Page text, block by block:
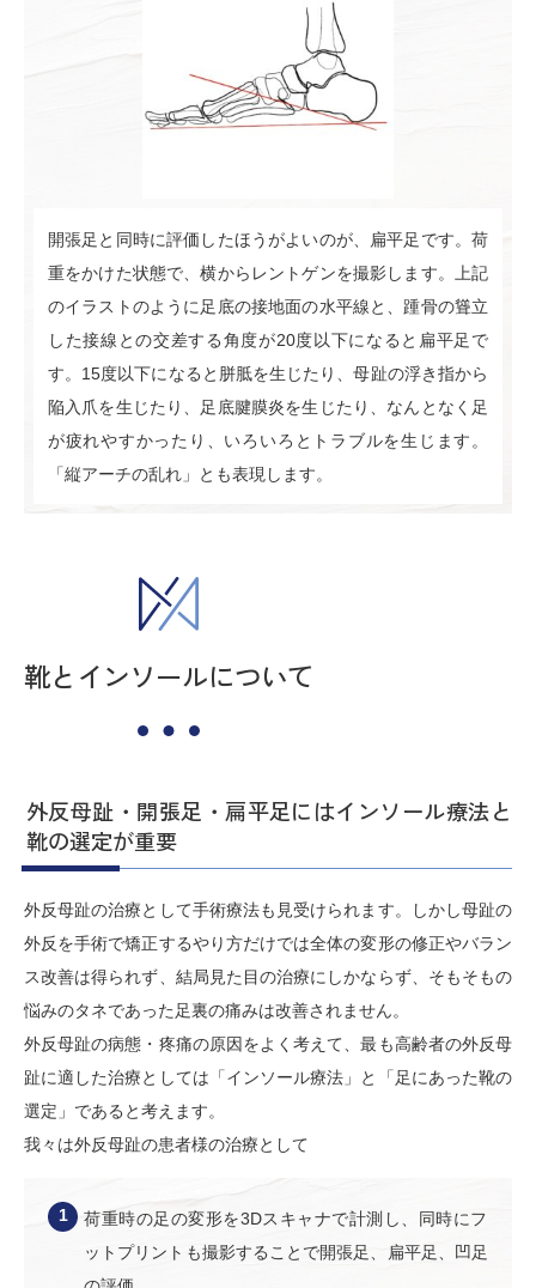
開張足と同時に評価したほうがよいのが、扁平足です。荷
重をかけた状態で、横からレントゲンを撮影します。上記
のイラストのように足底の接地面の水平線と、踵骨の聳立
した接線との交差する角度が20度以下になると扁平足で
す。15度以下になると胼胝を生じたり、母趾の浮き指から
陥入爪を生じたり、足底腱膜炎を生じたり、なんとなく足
が疲れやすかったり、いろいろとトラブルを生じます。
「縦アーチの乱れ」とも表現します。
靴とインソールについて
外反母趾・開張足・扁平足にはインソール療法と
靴の選定が重要
外反母趾の治療として手術療法も見受けられます。しかし母趾の
外反を手術で矯正するやり方だけでは全体の変形の修正やバラン
ス改善は得られず、結局見た目の治療にしかならず、そもそもの
悩みのタネであった足裏の痛みは改善されません。
外反母趾の病態・疼痛の原因をよく考えて、最も高齢者の外反母
趾に適した治療としては「インソール療法」と「足にあった靴の
選定」であると考えます。
我々は外反母趾の患者様の治療として
荷重時の足の変形を3Dスキャナで計測し、同時にフ
ットプリントも撮影することで開張足、扁平足、凹足